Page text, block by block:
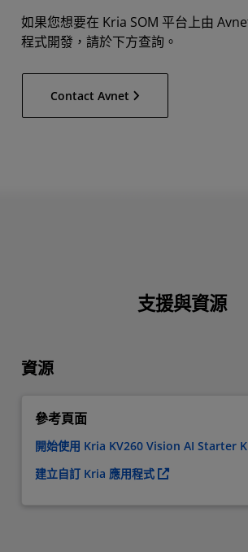
如果您想要在 Kria SOM 平台上由
程式開發，請於下方查詢。
Contact Avnet
支援與資源
資源
參考頁面
開始使用 Kria KV260 Vision AI Starter
建立自訂 Kria 應用程式